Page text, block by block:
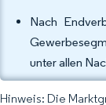
Nach
unter allen
Hinweis: Die